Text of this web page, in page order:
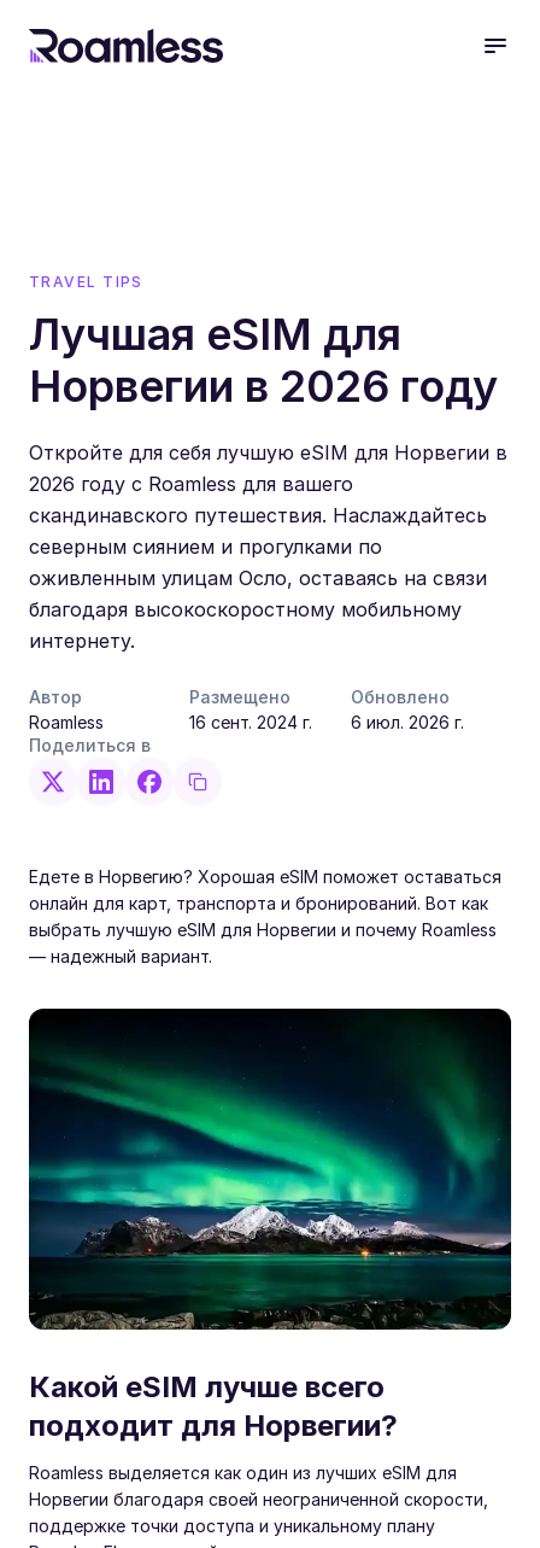
TRAVEL TIPS
Лучшая eSIM для
Норвегии в 2026 году
Откройте для себя лучшую eSIM для Норвегии в
2026 году с Roamless для вашего
скандинавского путешествия. Наслаждайтесь
северным сиянием и прогулками по
оживленным улицам Осло, оставаясь на связи
благодаря высокоскоростному мобильному
интернету.
Автор
Roamless
Размещено
16 сент. 2024 г.
Обновлено
6 июл. 2026 г.
Поделиться в
Едете в Норвегию? Хорошая eSIM поможет оставаться
онлайн для карт, транспорта и бронирований. Вот как
выбрать лучшую eSIM для Норвегии и почему Roamless
— надежный вариант.
Какой eSIM лучше всего
подходит для Норвегии?
Roamless выделяется как один из лучших eSIM для
Норвегии благодаря своей неограниченной скорости,
поддержке точки доступа и уникальному плану